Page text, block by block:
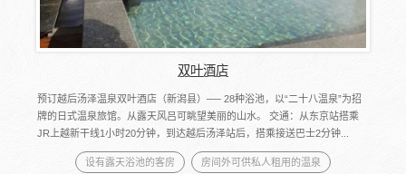
双叶酒店
预订越后汤泽温泉双叶酒店（新潟县）── 28种浴池，以“二十八温泉”为招
牌的日式温泉旅馆。从露天风吕可眺望美丽的山水。 交通：从东京站搭乘
JR上越新干线1小时20分钟，到达越后汤泽站后，搭乘接送巴士2分钟...
设有露天浴池的客房 房间外可供私人租用的温泉